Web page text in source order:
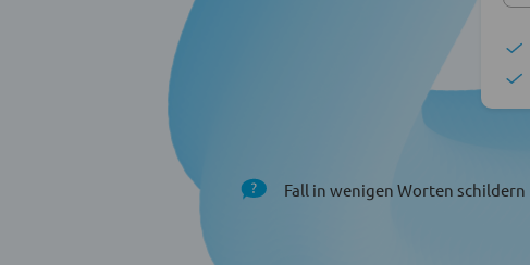
Fall in wenigen Worten schildern